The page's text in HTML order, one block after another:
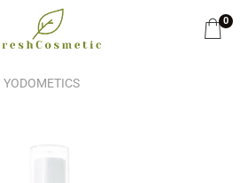
0
YODOMETICS